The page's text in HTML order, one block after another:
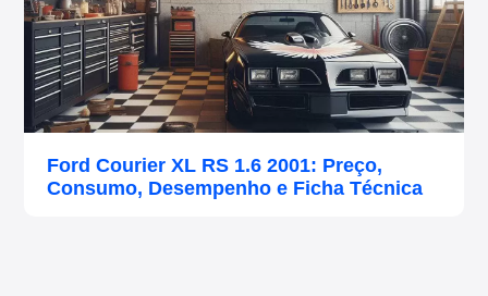
Ford Courier XL RS 1.6 2001: Preço,
Consumo, Desempenho e Ficha Técnica